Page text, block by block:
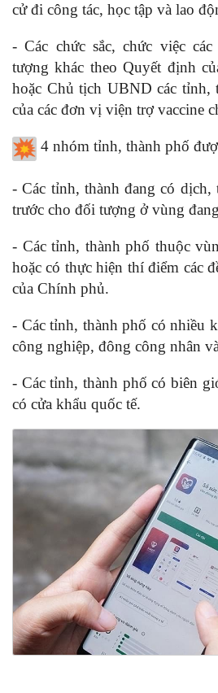
cử đi công tác, học tập và lao
- Các chức sắc, chức việc
tượng khác theo Quyết định
hoặc Chủ tịch UBND các tỉnh,
của các đơn vị viện trợ vaccine
4 nhóm tỉnh, thành phố
- Các tỉnh, thành đang có
trước cho đối tượng ở vùng
- Các tỉnh, thành phố thuộc
hoặc có thực hiện thí điểm các
của Chính phủ.
- Các tỉnh, thành phố có nhiều
công nghiệp, đông công nhân
- Các tỉnh, thành phố có biên
có cửa khẩu quốc tế.